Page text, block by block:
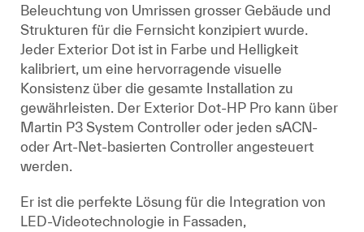
Beleuchtung von Umrissen grosser Gebäude und
Strukturen für die Fernsicht konzipiert wurde.
Jeder Exterior Dot ist in Farbe und Helligkeit
kalibriert, um eine hervorragende visuelle
Konsistenz über die gesamte Installation zu
gewährleisten. Der Exterior Dot-HP Pro kann über
Martin P3 System Controller oder jeden sACN-
oder Art-Net-basierten Controller angesteuert
werden.
Er ist die perfekte Lösung für die Integration von
LED-Videotechnologie in Fassaden,